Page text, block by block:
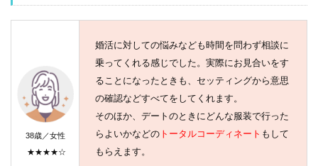
38歳／女性
★★★★☆
婚活に対しての悩みなども時間を問わず相談に
乗ってくれる感じでした。実際にお見合いをす
ることになったときも、セッティングから意思
の確認などすべてをしてくれます。
そのほか、デートのときにどんな服装で行った
らよいかなどの トータルコーディネート もして
もらえます。